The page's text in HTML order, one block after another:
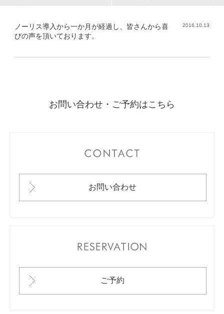
ノーリス導入から一か月が経過し、皆さんから喜
びの声を頂いております。
2016.10.13
お問い合わせ・ご予約はこちら
お問い合わせ
ご予約